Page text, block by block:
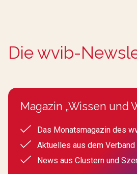
Die wvib-
Magazin „Wissen und
Das Monatsmagazin des
Aktuelles aus dem Verband
News aus Clustern und